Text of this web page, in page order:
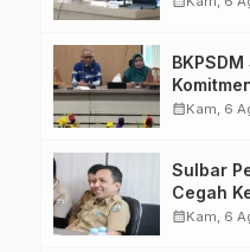
calendar_monthKam, 6
Sulbar
Cegah
calendar_monthKam, 6